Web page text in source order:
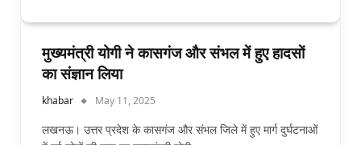
मुख्यमंत्री योगी ने कासगंज और संभल में हुए हादसाें
का संज्ञान लिया
khabar May 11, 2025
लखनऊ। उत्तर प्रदेश के कासगंज और संभल जिले में हुए मार्ग दुर्घटनाओं